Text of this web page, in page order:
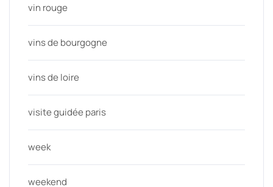
vin rouge
vins de bourgogne
vins de loire
visite guidée paris
week
weekend